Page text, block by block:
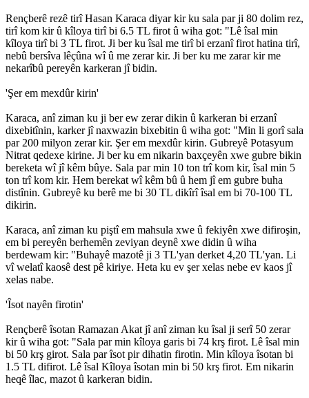
Rençberê rezê tirî Hasan Karaca diyar kir ku sala par ji 80 dolim rez,
tirî kom kir û kîloya tirî bi 6.5 TL firot û wiha got: "Lê îsal min
kîloya tirî bi 3 TL firot. Ji ber ku îsal me tirî bi erzanî firot hatina tirî,
nebû bersîva lêçûna wî û me zerar kir. Ji ber ku me zarar kir me
nekarîbû pereyên karkeran jî bidin.
'Şer em mexdûr kirin'
Karaca, anî ziman ku ji ber ew zerar dikin û karkeran bi erzanî
dixebitînin, karker jî naxwazin bixebitin û wiha got: "Min li gorî sala
par 200 milyon zerar kir. Şer em mexdûr kirin. Gubreyê Potasyum
Nitrat qedexe kirine. Ji ber ku em nikarin baxçeyên xwe gubre bikin
bereketa wî jî kêm bûye. Sala par min 10 ton trî kom kir, îsal min 5
ton trî kom kir. Hem berekat wî kêm bû û hem jî em gubre buha
distînin. Gubreyê ku berê me bi 30 TL dikîrî îsal em bi 70-100 TL
dikirin.
Karaca, anî ziman ku piştî em mahsula xwe û fekiyên xwe difiroşin,
em bi pereyên berhemên zeviyan deynê xwe didin û wiha
berdewam kir: "Buhayê mazotê ji 3 TL'yan derket 4,20 TL'yan. Li
vî welatî kaosê dest pê kiriye. Heta ku ev şer xelas nebe ev kaos jî
xelas nabe.
'Îsot nayên firotin'
Rençberê îsotan Ramazan Akat jî anî ziman ku îsal ji serî 50 zerar
kir û wiha got: "Sala par min kîloya garis bi 74 krş firot. Lê îsal min
bi 50 krş girot. Sala par îsot pir dihatin firotin. Min kîloya îsotan bi
1.5 TL difirot. Lê îsal Kîloya îsotan min bi 50 krş firot. Em nikarin
heqê îlac, mazot û karkeran bidin.